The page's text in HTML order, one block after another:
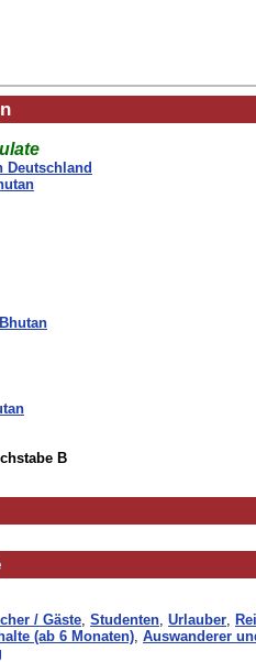
Deutschland
B
/ Gäste, Studenten, Urlauber,
(ab 6 Monaten), Auswanderer